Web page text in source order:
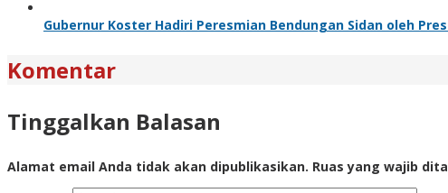
Gubernur Koster Hadiri Peresmian Bendungan Sidan oleh
Komentar
Tinggalkan Balasan
Alamat email Anda tidak akan dipublikasikan. Ruas yang wajib